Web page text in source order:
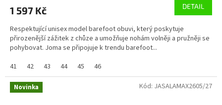
1 597 Kč DETAIL
Respektující unisex model barefoot obuvi, který poskytuje
přirozenější zážitek z chůze a umožňuje nohám volněji a pružněji se
pohybovat. Joma se připojuje k trendu barefoot...
41
42 43 44 45 46
Novinka Kód: JASALAMAX2605/27